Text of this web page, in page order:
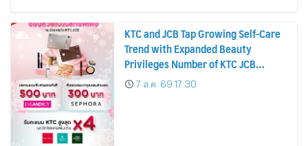
KTC and JCB Tap Growing Self-Care
Trend with Expanded Beauty
Privileges Number of KTC JCB
Cardmembers Spending on
Cosmetics Rises 26%
7 ส.ค. 69 17:30